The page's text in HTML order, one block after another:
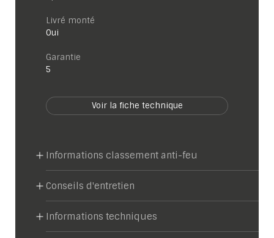
Livré monté
Oui
garantie
5
Voir la fiche technique
Informations classement anti-feu
Conseils d'entretien
Informations techniques